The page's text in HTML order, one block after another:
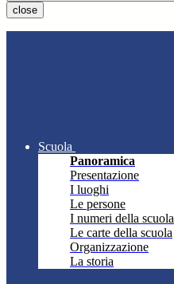
close
Scuola
Panoramica
Presentazione
I luoghi
Le persone
I numeri della scuola
Le carte della scuola
Organizzazione
La storia